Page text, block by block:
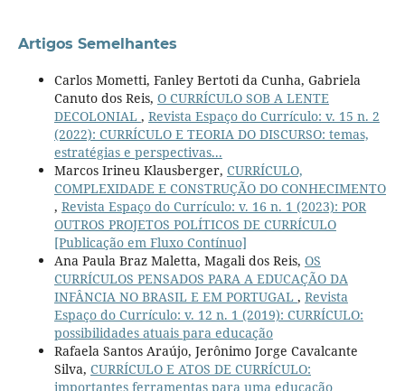
Artigos Semelhantes
Carlos Mometti, Fanley Bertoti da Cunha, Gabriela
Canuto dos Reis, O CURRÍCULO SOB A LENTE
DECOLONIAL , Revista Espaço do Currículo: v. 15 n. 2
(2022): CURRÍCULO E TEORIA DO DISCURSO: temas,
estratégias e perspectivas...
Marcos Irineu Klausberger, CURRÍCULO,
COMPLEXIDADE E CONSTRUÇÃO DO CONHECIMENTO
, Revista Espaço do Currículo: v. 16 n. 1 (2023): POR
OUTROS PROJETOS POLÍTICOS DE CURRÍCULO
[Publicação em Fluxo Contínuo]
Ana Paula Braz Maletta, Magali dos Reis, OS
CURRÍCULOS PENSADOS PARA A EDUCAÇÃO DA
INFÂNCIA NO BRASIL E EM PORTUGAL , Revista
Espaço do Currículo: v. 12 n. 1 (2019): CURRÍCULO:
possibilidades atuais para educação
Rafaela Santos Araújo, Jerônimo Jorge Cavalcante
Silva, CURRÍCULO E ATOS DE CURRÍCULO:
importantes ferramentas para uma educação